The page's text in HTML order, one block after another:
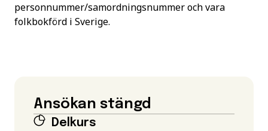
personnummer/samordningsnummer och vara
folkbokförd i Sverige.
Ansökan stängd
Delkurs